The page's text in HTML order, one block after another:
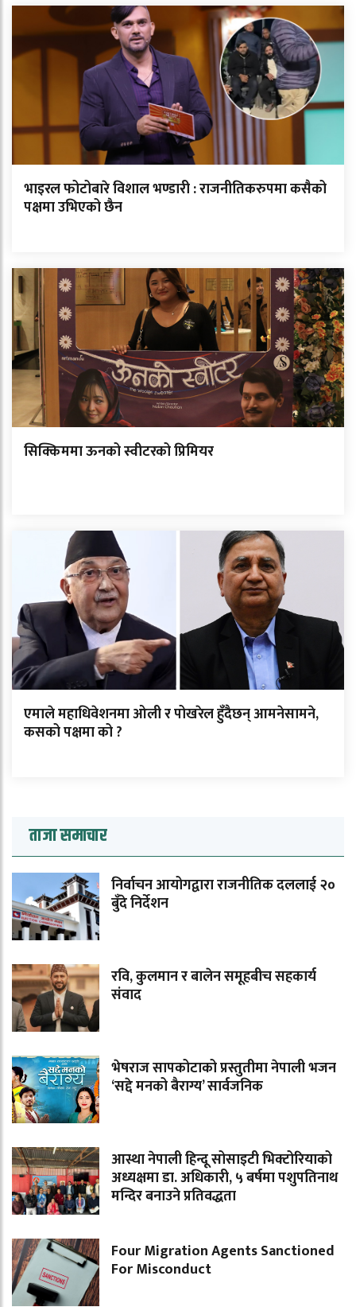
भाइरल फोटोबारे विशाल भण्डारी : राजनीतिकरुपमा कसैको
पक्षमा उभिएको छैन
सिक्किममा ऊनको स्वीटरको प्रिमियर
एमाले महाधिवेशनमा ओली र पोखरेल हुँदैछन् आमनेसामने,
कसको पक्षमा को ?
ताजा समाचार
निर्वाचन आयोगद्वारा राजनीतिक दललाई २०
बुँदे निर्देशन
रवि, कुलमान र बालेन समूहबीच सहकार्य
संवाद
भेषराज सापकोटाको प्रस्तुतीमा नेपाली भजन
‘सद्दे मनको बैराग्य’ सार्वजनिक
आस्था नेपाली हिन्दू सोसाइटी भिक्टोरियाको
अध्यक्षमा डा. अधिकारी, ५ बर्षमा पशुपतिनाथ
मन्दिर बनाउने प्रतिवद्धता
Four Migration Agents Sanctioned
For Misconduct